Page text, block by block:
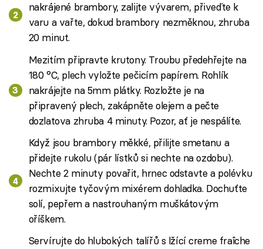
nakrájené brambory, zalijte vývarem, přiveďte k
varu a vařte, dokud brambory nezměknou, zhruba
20 minut.
Mezitím připravte krutony. Troubu předehřejte na
180 °C, plech vyložte pečicím papírem. Rohlík
nakrájejte na 5mm plátky. Rozložte je na
připravený plech, zakápněte olejem a pečte
dozlatova zhruba 4 minuty. Pozor, ať je nespálíte.
Když jsou brambory měkké, přilijte smetanu a
přidejte rukolu (pár lístků si nechte na ozdobu).
Nechte 2 minuty povařit, hrnec odstavte a polévku
rozmixujte tyčovým mixérem dohladka. Dochuťte
solí, pepřem a nastrouhaným muškátovým
oříškem.
Servírujte do hlubokých talířů s lžící creme fraîche